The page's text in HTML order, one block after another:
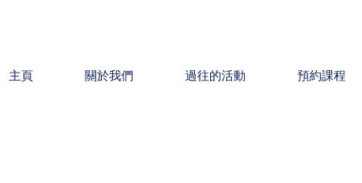
主頁 關於我們 過往的活動 預約課程